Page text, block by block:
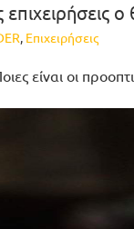
, Επιχειρήσεις
είναι οι